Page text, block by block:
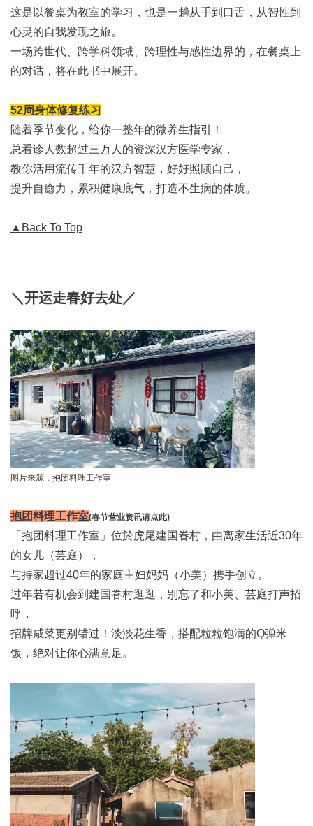
这是以餐桌为教室的学习，也是一趟从手到口舌，从智性到
心灵的自我发现之旅。
一场跨世代、跨学科领域、跨理性与感性边界的，在餐桌上
的对话，将在此书中展开。
52周身体修复练习
随着季节变化，给你一整年的微养生指引！
总看诊人数超过三万人的资深汉方医学专家，
教你活用流传千年的汉方智慧，好好照顾自己，
提升自癒力，累积健康底气，打造不生病的体质。
▲Back To Top
＼开运走春好去处／
图片来源：抱团料理工作室
抱团料理工作室(春节营业资讯请点此)
「抱团料理工作室」位於虎尾建国眷村，由离家生活近30年
的女儿（芸庭），
与持家超过40年的家庭主妇妈妈（小美）携手创立。
过年若有机会到建国眷村逛逛，别忘了和小美、芸庭打声招
呼，
招牌咸菜更别错过！淡淡花生香，搭配粒粒饱满的Q弹米
饭，绝对让你心满意足。